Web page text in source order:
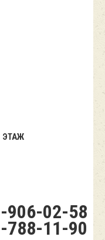
ЭТАЖ
02-58
788-11-90